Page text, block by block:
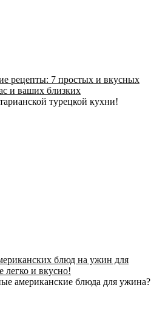
рецепты: 7 простых и вкусных
и ваших близких
турецкой кухни!
блюд на ужин для
легко и вкусно!
американские блюда для ужина?